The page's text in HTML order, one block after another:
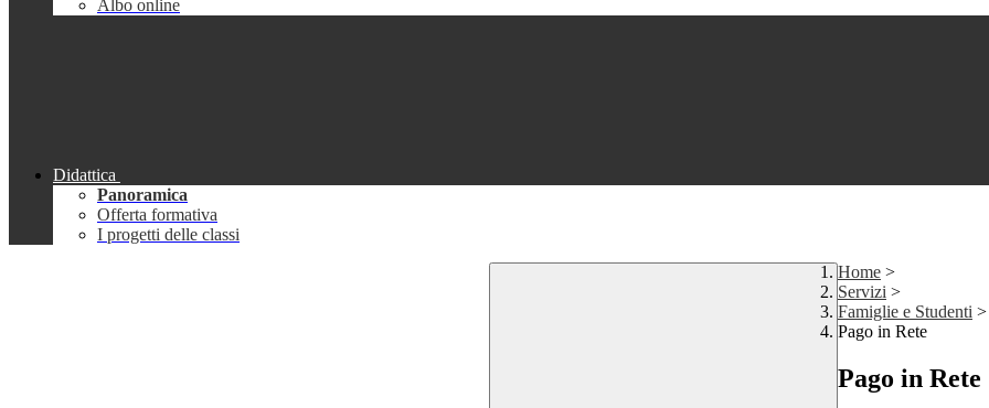
Albo online
Didattica
Panoramica
Offerta formativa
I progetti delle classi
Home >
Servizi >
Famiglie e Studenti >
Pago in Rete
Pago in Rete